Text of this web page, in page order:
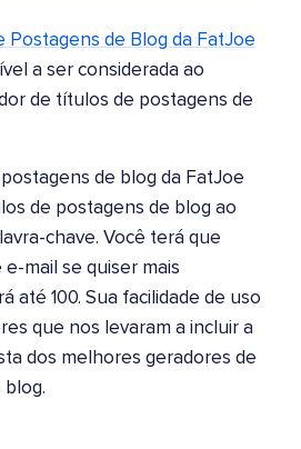
Postagens de Blog da FatJoe
a ser considerada ao
de títulos de postagens de
de blog da FatJoe
de postagens de blog ao
chave. Você terá que
mail se quiser mais
até 100. Sua facilidade de uso
que nos levaram a incluir a
dos melhores geradores de